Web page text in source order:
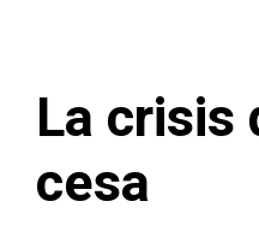
La crisis
cesa